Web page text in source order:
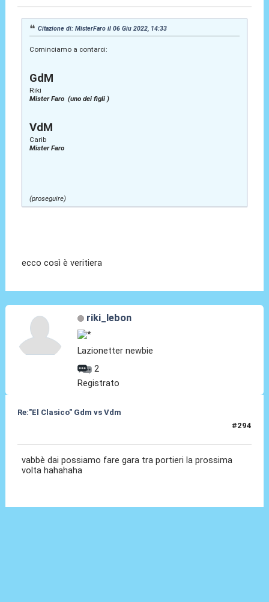
Citazione di: MisterFaro il 06 Giu 2022, 14:33
Cominciamo a contarci:
GdM
Riki
Mister Faro (uno dei figli )
VdM
Carib
Mister Faro
(proseguire)
ecco così è veritiera
riki_lebon
Lazionetter newbie
2
Registrato
Re:"El Clasico" Gdm vs Vdm
#294
vabbè dai possiamo fare gara tra portieri la prossima
volta hahahaha